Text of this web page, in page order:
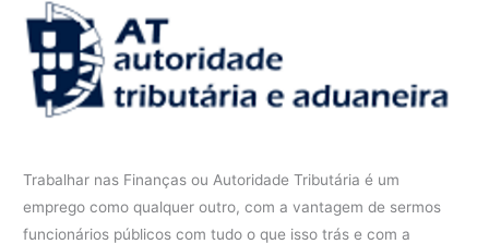
Trabalhar nas Finanças ou Autoridade Tributária é um
emprego como qualquer outro, com a vantagem de sermos
funcionários públicos com tudo o que isso trás e com a